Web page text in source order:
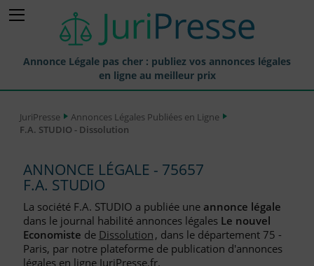
Annonce Légale pas cher : publiez vos annonces légales
en ligne au meilleur prix
Annonces Légales Publiées
Journaux Habilités (JAL) Annonces Légales
Départements pour la Publication d'Annonces Légales
Liste des Greffes
JuriPresse
Annonces Légales Publiées en Ligne
F.A. STUDIO - Dissolution
ANNONCE LÉGALE - 75657
F.A. STUDIO
La société F.A. STUDIO a publiée une annonce légale
dans le journal habilité annonces légales Le nouvel
Economiste de Dissolution, dans le département 75 -
Paris, par notre plateforme de publication d'annonces
légales en ligne JuriPresse.fr.